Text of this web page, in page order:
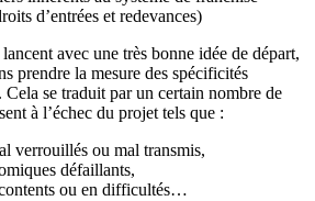
d’entrées et redevances)
avec une très bonne idée de départ,
prendre la mesure des spécificités
Cela se traduit par un certain nombre de
à l’échec du projet tels que :
verrouillés ou mal transmis,
défaillants,
ou en difficultés…